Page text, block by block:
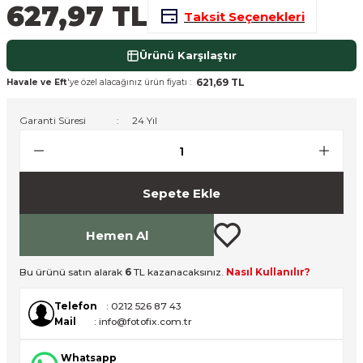
Cihazları
Standlar
627,97 TL Taksit Seçenekleri
Ürünü Karşılaştır
Havale ve Eft'ye özel alacağınız ürün fiyatı : 621,69 TL
Garanti Süresi 24 Yıl
Sepete Ekle
Hemen Al
Bu ürünü satın alarak 6 TL kazanacaksınız. Nasıl Kullanılır?
Telefon
: 0212 526 87 43
Mail
: info@fotofix.com.tr
Whatsapp